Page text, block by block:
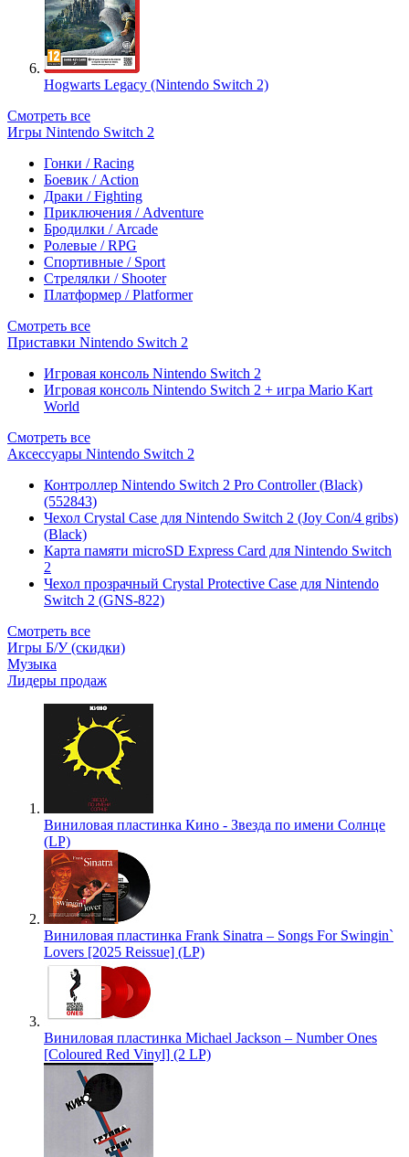
Hogwarts Legacy (Nintendo Switch 2)
Смотреть все
Игры Nintendo Switch 2
Гонки / Racing
Боевик / Action
Драки / Fighting
Приключения / Adventure
Бродилки / Arcade
Ролевые / RPG
Спортивные / Sport
Стрелялки / Shooter
Платформер / Platformer
Смотреть все
Приставки Nintendo Switch 2
Игровая консоль Nintendo Switch 2
Игровая консоль Nintendo Switch 2 + игра Mario Kart
World
Смотреть все
Аксессуары Nintendo Switch 2
Контроллер Nintendo Switch 2 Pro Controller (Black)
(552843)
Чехол Сrystal Сase для Nintendo Switch 2 (Joy Con/4 gribs)
(Black)
Карта памяти microSD Express Card для Nintendo Switch
2
Чехол прозрачный Crystal Protective Case для Nintendo
Switch 2 (GNS-822)
Смотреть все
Игры Б/У (скидки)
Музыка
Лидеры продаж
Виниловая пластинка Кино - Звезда по имени Солнце
(LP)
Виниловая пластинка Frank Sinatra – Songs For Swingin`
Lovers [2025 Reissue] (LP)
Виниловая пластинка Michael Jackson – Number Ones
[Coloured Red Vinyl] (2 LP)